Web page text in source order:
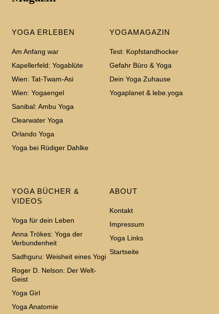
YOGA ERLEBEN
Am Anfang war
Kapellerfeld: Yogablüte
Wien: Tat-Twam-Asi
Wien: Yogaengel
Sanibal: Ambu Yoga
Clearwater Yoga
Orlando Yoga
Yoga bei Rüdiger Dahlke
YOGAMAGAZIN
Test: Kopfstandhocker
Gefahr Büro & Yoga
Dein Yoga Zuhause
Yogaplanet & lebe.yoga
YOGA BÜCHER &
VIDEOS
Yoga für dein Leben
Anna Trökes: Yoga der
Verbundenheit
Sadhguru: Weisheit eines Yogi
Roger D. Nelson: Der Welt-
Geist
Yoga Girl
Yoga Anatomie
ABOUT
Kontakt
Impressum
Yoga Links
Startseite